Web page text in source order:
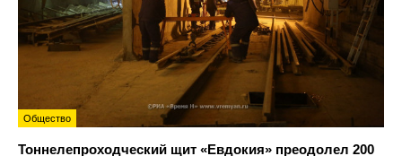
Общество
Тоннелепроходческий щит «Евдокия» преодолел 200